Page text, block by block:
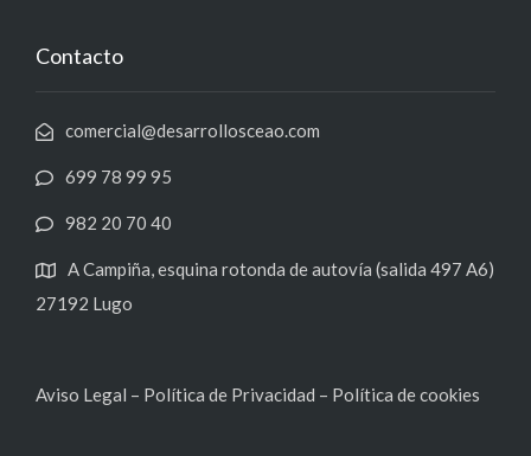
Contacto
comercial@desarrollosceao.com
699 78 99 95
982 20 70 40
A Campiña, esquina rotonda de autovía (salida 497 A6)
27192 Lugo
Aviso Legal – Política de Privacidad – Política de cookies